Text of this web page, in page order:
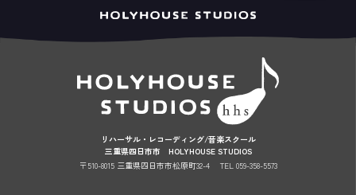
リハーサル・レコーディング/音楽スクール
三重県四日市市 HOLYHOUSE STUDIOS
〒510-8015 三重県四日市市松原町32-4
TEL 059-358-5573